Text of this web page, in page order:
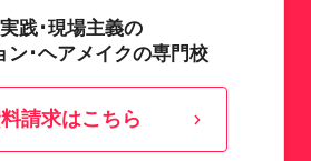
践･現場主義の
ン･ヘアメイクの専門校
請求はこちら